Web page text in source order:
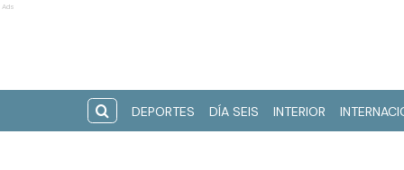
Ads
DEPORTES DÍA SEIS INTERIOR